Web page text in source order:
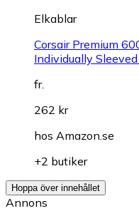
Elkablar
Corsair Premium
Individually
fr.
262 kr
hos Amazon.se
+2 butiker
Hoppa över innehållet
Annons